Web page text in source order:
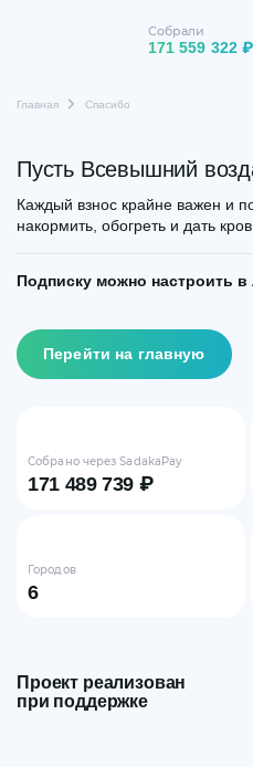
Собрали
171 559 322 ₽
Главная Спасибо
Пусть Всевышний
Каждый взнос крайне важен и
накормить, обогреть и дать
Подписку можно настроить в
Перейти на главную
Собрано через SadakaPay
171 489 739 ₽
Городов
6
Проект реализован
при поддержке